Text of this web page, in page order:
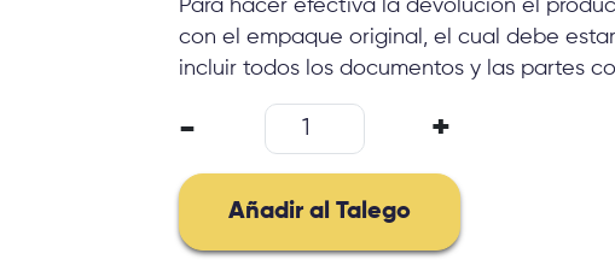
Para hacer efectiva la devolución el
con el empaque original, el cual debe
incluir todos los documentos y las partes
-
Juguete
Walkie
Talkies
Bateria
+
Añadir al Talego